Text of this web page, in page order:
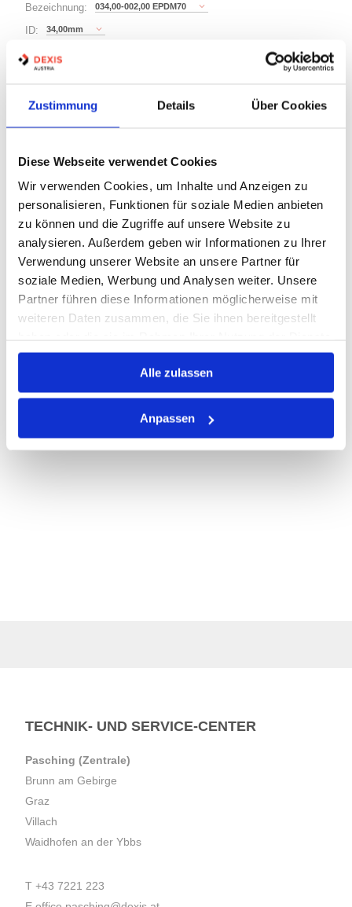
Zustimmung Details Über Cookies
Diese Webseite verwendet Cookies
Wir verwenden Cookies, um Inhalte und Anzeigen zu
personalisieren, Funktionen für soziale Medien anbieten
zu können und die Zugriffe auf unsere Website zu
analysieren. Außerdem geben wir Informationen zu Ihrer
Verwendung unserer Website an unsere Partner für
soziale Medien, Werbung und Analysen weiter. Unsere
Partner führen diese Informationen möglicherweise mit
weiteren Daten zusammen, die Sie ihnen bereitgestellt
gesammelt haben.
Alle zulassen
Anpassen
Bezeichnung:
034,00-002,00 EPDM70
ID: 34,00mm
Schnurstärke:
88 Varianten
STK
Losgröße 500
Nicht auf Lager
Print
PRODUKTBESCHREIBUNG
TECHNIK- UND SERVICE-CENTER
Pasching (Zentrale)
Brunn am Gebirge
Graz
Villach
Waidhofen an der Ybbs
T +43 7221 223